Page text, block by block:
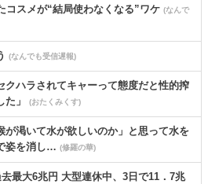
コスメが“結局使わなくなる”ワケ (なんで
(なんでも受信遅報)
クハラされてキャーって態度だと性的搾
た」
(おたくみくす)
が渇いて水が欲しいのか」と思って水を
姿を消し… (修羅の華)
最大6兆円 大型連休中、3日で11．7兆